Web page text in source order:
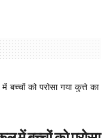
को परोसा गया कुत्ते का